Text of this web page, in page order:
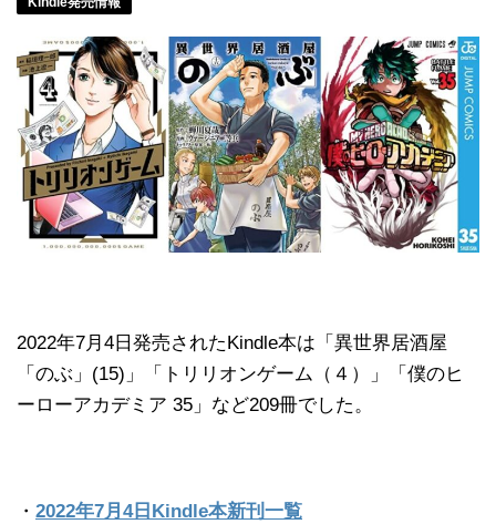
2022年7月4日発売されたKindle本は「異世界居酒屋
「のぶ」(15)」「トリリオンゲーム（４）」「僕のヒ
ーローアカデミア 35」など209冊でした。
・ 2022年7月4日Kindle本新刊一覧